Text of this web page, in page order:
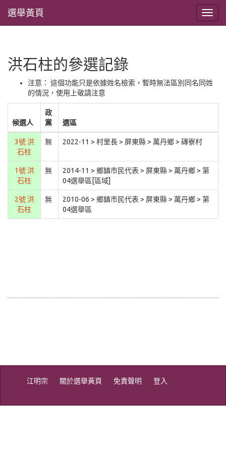
選舉黃頁
洪石柱的參選記錄
注意： 這個功能只是依據姓名檢索，暫時無法區別同名同姓
的情況，使用上敬請注意
候選人
政
黨
選區
3號 洪
石柱
無 2022-11 > 村里長 > 屏東縣 > 萬丹鄉 > 磚寮村
1號 洪
石柱
無
2014-11 > 鄉鎮市民代表 > 屏東縣 > 萬丹鄉 > 第
04選舉區[區域]
2號 洪
石柱
無
2010-06 > 鄉鎮市民代表 > 屏東縣 > 萬丹鄉 > 第
04選舉區
江明宗 關於選舉黃頁 免責聲明 登入